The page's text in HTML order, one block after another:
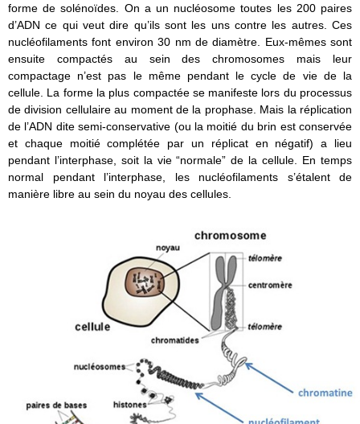
forme de solénoïdes. On a un nucléosome toutes les 200 paires
d’ADN ce qui veut dire qu’ils sont les uns contre les autres. Ces
nucléofilaments font environ 30 nm de diamètre. Eux-mêmes sont
ensuite compactés au sein des chromosomes mais leur
compactage n’est pas le même pendant le cycle de vie de la
cellule. La forme la plus compactée se manifeste lors du processus
de division cellulaire au moment de la prophase. Mais la réplication
de l’ADN dite semi-conservative (ou la moitié du brin est conservée
et chaque moitié complétée par un réplicat en négatif) a lieu
pendant l’interphase, soit la vie “normale” de la cellule. En temps
normal pendant l’interphase, les nucléofilaments s’étalent de
manière libre au sein du noyau des cellules.